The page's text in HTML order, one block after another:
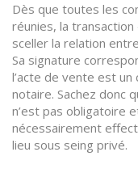
Dès que toutes les
réunies, la
sceller la relation
Sa signature
l’acte de vente est
notaire. Sachez donc
n’est pas obligatoire
nécessairement
lieu sous seing privé.